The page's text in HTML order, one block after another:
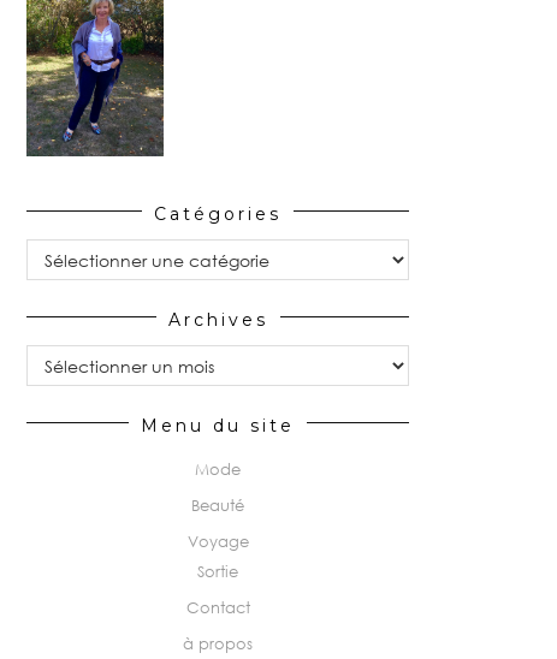
Catégories
Catégories
Archives
Archives
Menu du site
Mode
Beauté
Voyage
Sortie
Contact
à propos